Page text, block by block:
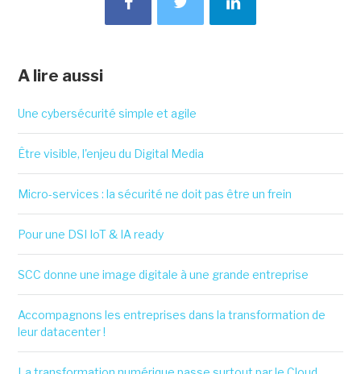
A lire aussi
Une cybersécurité simple et agile
Être visible, l'enjeu du Digital Media
Micro-services : la sécurité ne doit pas être un frein
Pour une DSI IoT & IA ready
SCC donne une image digitale à une grande entreprise
Accompagnons les entreprises dans la transformation de
leur datacenter !